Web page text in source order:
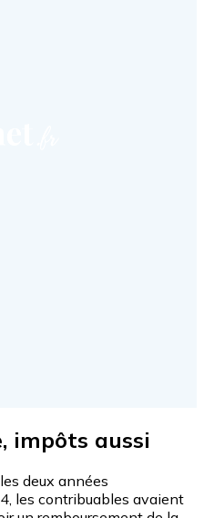
impôts aussi
deux années
les contribuables avaient